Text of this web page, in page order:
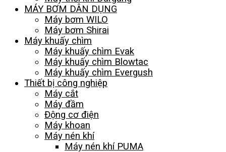
MÁY BƠM DÂN DỤNG
Máy bơm WILO
Máy bơm Shirai
Máy khuấy chìm
Máy khuấy chìm Evak
Máy khuấy chìm Blowtac
Máy khuấy chìm Evergush
Thiết bị công nghiệp
Máy cắt
Máy đầm
Động cơ điện
Máy khoan
Máy nén khí
Máy nén khí PUMA